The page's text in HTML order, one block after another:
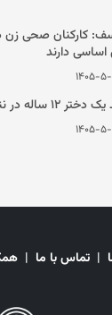
کارکنان صحی زن
دارند
۵-۱۵
ساله در ننگرهار پیدا شد
۵-۱۵
| تماس با ما |